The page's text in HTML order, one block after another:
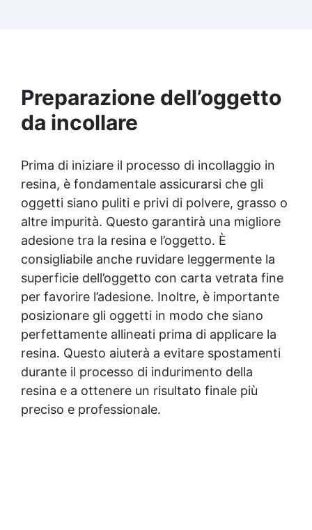
Preparazione dell’oggetto
da incollare
Prima di iniziare il processo di incollaggio in
resina, è fondamentale assicurarsi che gli
oggetti siano puliti e privi di polvere, grasso o
altre impurità. Questo garantirà una migliore
adesione tra la resina e l’oggetto. È
consigliabile anche ruvidare leggermente la
superficie dell’oggetto con carta vetrata fine
per favorire l’adesione. Inoltre, è importante
posizionare gli oggetti in modo che siano
perfettamente allineati prima di applicare la
resina. Questo aiuterà a evitare spostamenti
durante il processo di indurimento della
resina e a ottenere un risultato finale più
preciso e professionale.